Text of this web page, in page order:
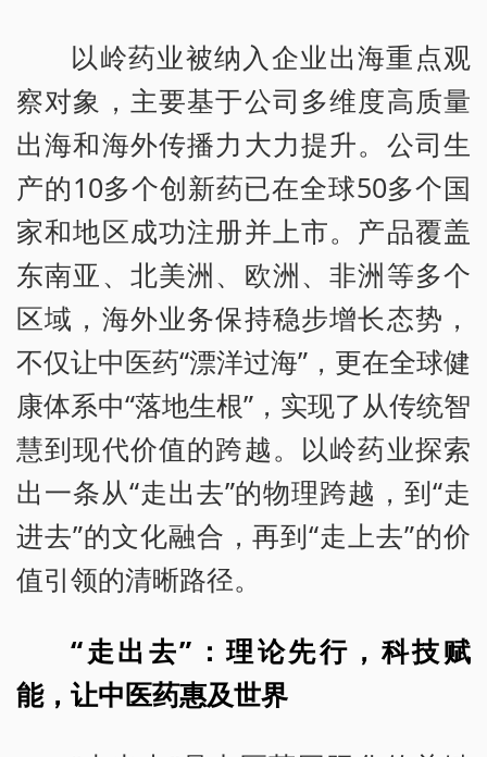
以岭药业被纳入企业出海重点观
察对象，主要基于公司多维度高质量
出海和海外传播力大力提升。公司生
产的10多个创新药已在全球50多个国
家和地区成功注册并上市。产品覆盖
东南亚、北美洲、欧洲、非洲等多个
区域，海外业务保持稳步增长态势，
不仅让中医药“漂洋过海”，更在全球健
康体系中“落地生根”，实现了从传统智
慧到现代价值的跨越。以岭药业探索
出一条从“走出去”的物理跨越，到“走
进去”的文化融合，再到“走上去”的价
值引领的清晰路径。
“走出去”：理论先行，科技赋
能，让中医药惠及世界